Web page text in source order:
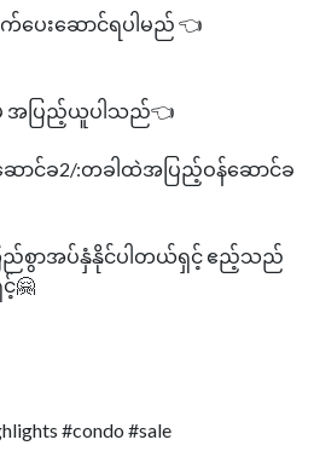
ပေးဆောင်ရပါမည် 👈
အပြည့်ယူပါသည်👈
ောင်ခ2/:တခါထဲအပြည့်ဝန်ဆောင်ခ
ည်စွာအပ်နှံနိုင်ပါတယ်ရှင့် ဧည့်သည်
🤗
#condo #sale